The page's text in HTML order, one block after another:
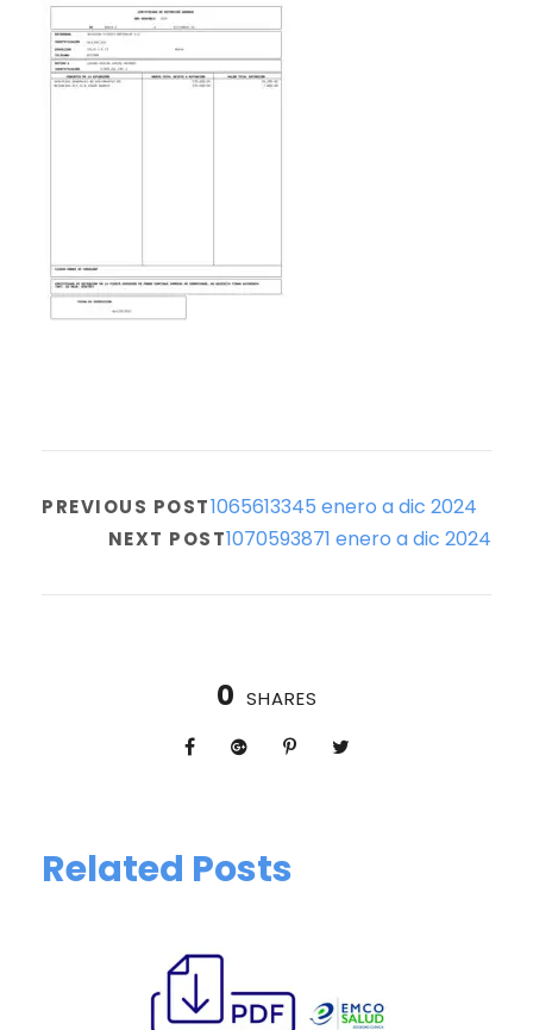
PREVIOUS POST1065613345 enero a dic 2024
NEXT POST1070593871 enero a dic 2024
0 SHARES
Related Posts